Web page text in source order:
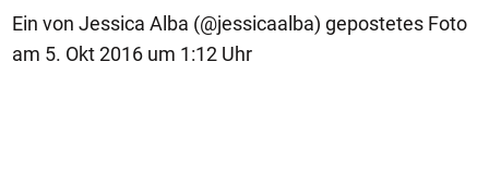
Ein von Jessica Alba (@jessicaalba) gepostetes Foto
am 5. Okt 2016 um 1:12 Uhr